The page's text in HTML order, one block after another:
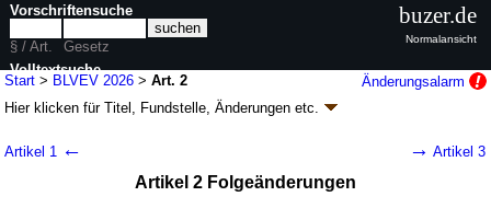
Start > BLVEV 2026 >Art. 2
Änderungsalarm
Hier klicken fürTitel, Fundstelle, Änderungen etc.
Bundeslaufbahnverordnung (BLVEV
Artikel 1 ← → Artikel 3
Artikel 2 Folgeänderungen
Vorschriftensuche
§ / Art.
Gesetz
Volltextsuche
nur in BLVEV 2026
buzer.de
Normalansicht